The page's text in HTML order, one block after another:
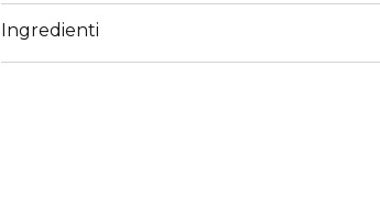
e Tiglio (lenitivi ed emollienti). Indicato per essere
settimana.
Ingredienti